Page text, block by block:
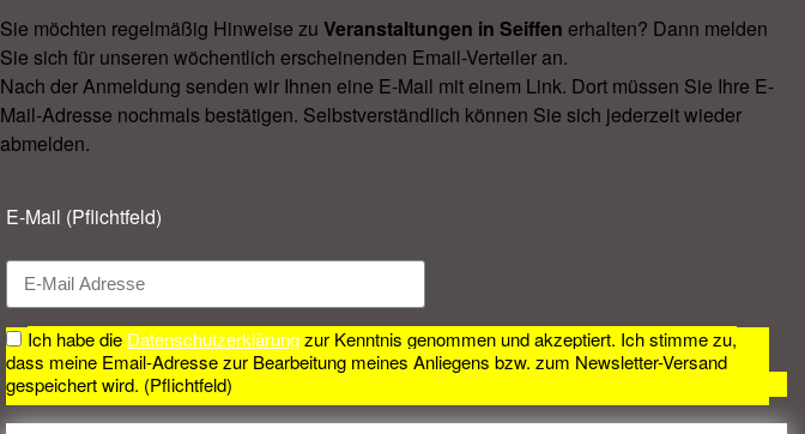
Sie möchten regelmäßig Hinweise zu Veranstal­tungen in Seiffen erhalten? Dann melden
Sie sich für unseren wöchentlich erscheinenden Email-Verteiler an.
Nach der Anmeldung senden wir Ihnen eine E-Mail mit einem Link. Dort müssen Sie Ihre E-
Mail-Adresse nochmals bestätigen. Selbstverständlich können Sie sich jederzeit wieder
abmelden.​
E-Mail (Pflichtfeld)
Ich habe die Datenschutzerklärungzur Kenntnis genommen und akzeptiert. Ich stimme zu,
dass meine Email-Adresse zur Bearbeitung meines Anliegens bzw. zum Newsletter-Versand
gespeichert wird. (Pflichtfeld)